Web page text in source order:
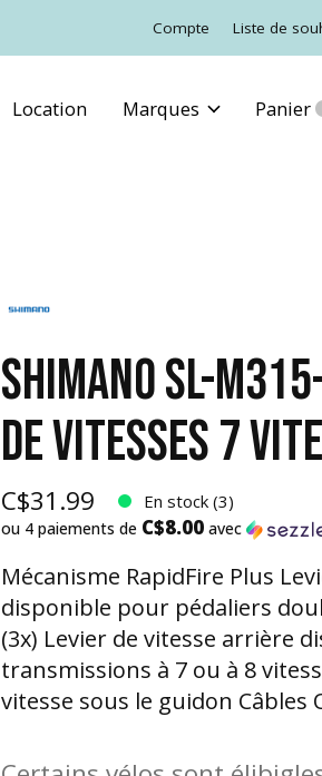
Compte Liste de
Location Marques Panier
SHIMANO SL-
DE VITESSES 7
C$31.99 En stock (3)
ou 4 paiements de C$8.00 avec
Mécanisme RapidFire Plus
disponible pour pédaliers
(3x) Levier de vitesse arrière
transmissions à 7 ou à 8
vitesse sous le guidon Câbles